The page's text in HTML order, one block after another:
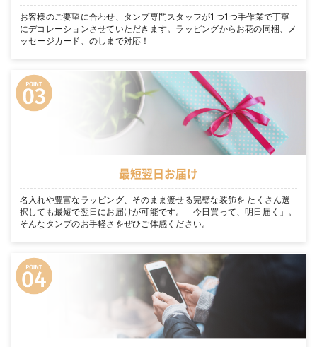
お客様のご要望に合わせ、タンプ専門スタッフが1つ1つ手作業で丁寧
にデコレーションさせていただきます。ラッピングからお花の同梱、メ
ッセージカード、のしまで対応！
最短翌日お届け
名入れや豊富なラッピング、そのまま渡せる完璧な装飾を たくさん選
択しても最短で翌日にお届けが可能です。「今日買って、明日届く」。
そんなタンプのお手軽さをぜひご体感ください。